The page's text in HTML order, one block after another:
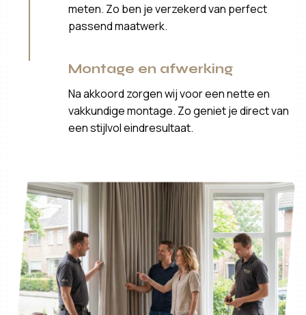
meten. Zo ben je verzekerd van perfect
passend maatwerk.
Montage en afwerking
Na akkoord zorgen wij voor een nette en
vakkundige montage. Zo geniet je direct van
een stijlvol eindresultaat.